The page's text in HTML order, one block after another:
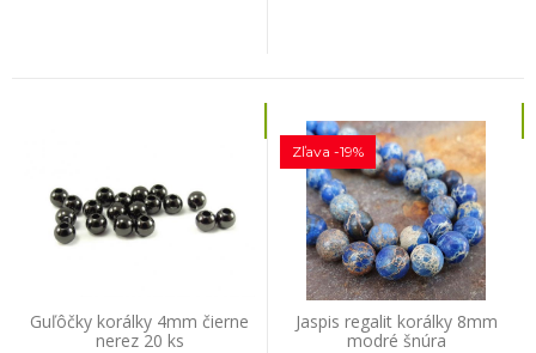
Guľôčky korálky 4mm čierne
nerez 20 ks
Jaspis regalit korálky 8mm
modré šnúra
Zľava -19%